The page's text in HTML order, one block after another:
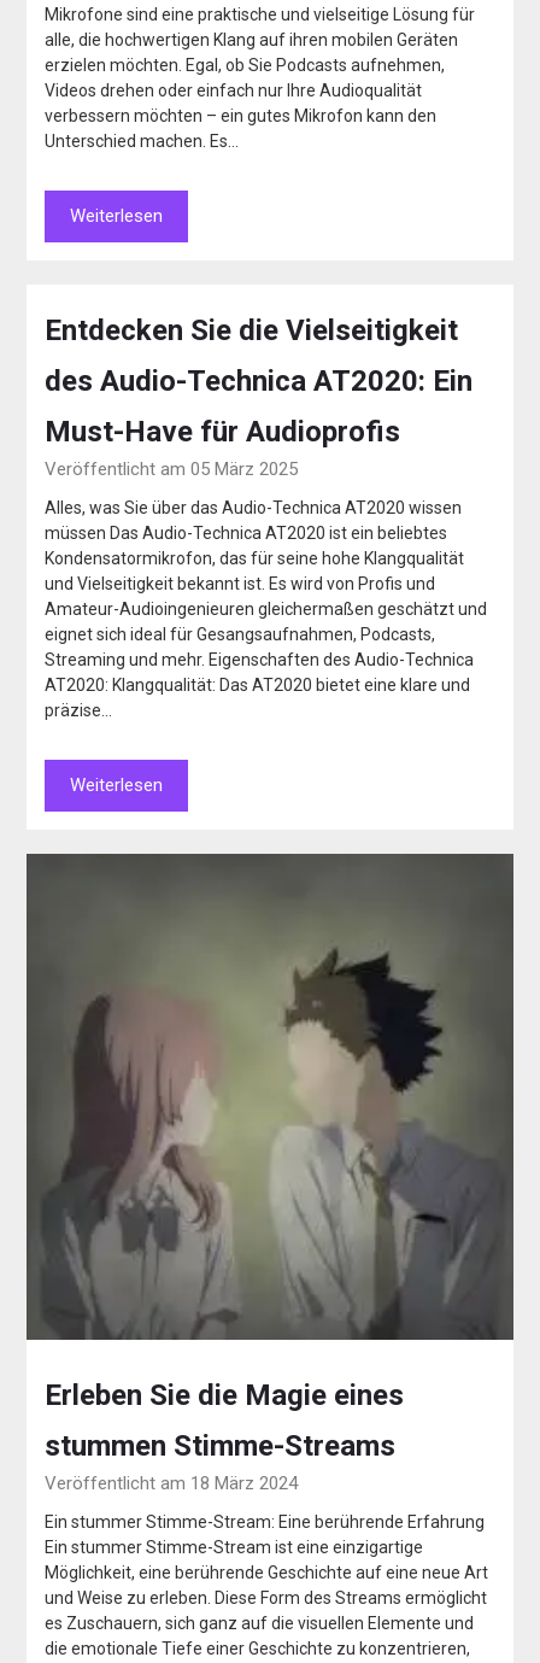
Mikrofone sind eine praktische und vielseitige Lösung für
alle, die hochwertigen Klang auf ihren mobilen Geräten
erzielen möchten. Egal, ob Sie Podcasts aufnehmen,
Videos drehen oder einfach nur Ihre Audioqualität
verbessern möchten – ein gutes Mikrofon kann den
Unterschied machen. Es…
Weiterlesen
Entdecken Sie die Vielseitigkeit
des Audio-Technica AT2020: Ein
Must-Have für Audioprofis
Veröffentlicht am 05 März 2025
Alles, was Sie über das Audio-Technica AT2020 wissen
müssen Das Audio-Technica AT2020 ist ein beliebtes
Kondensatormikrofon, das für seine hohe Klangqualität
und Vielseitigkeit bekannt ist. Es wird von Profis und
Amateur-Audioingenieuren gleichermaßen geschätzt und
eignet sich ideal für Gesangsaufnahmen, Podcasts,
Streaming und mehr. Eigenschaften des Audio-Technica
AT2020: Klangqualität: Das AT2020 bietet eine klare und
präzise…
Weiterlesen
Erleben Sie die Magie eines
stummen Stimme-Streams
Veröffentlicht am 18 März 2024
Ein stummer Stimme-Stream: Eine berührende Erfahrung
Ein stummer Stimme-Stream ist eine einzigartige
Möglichkeit, eine berührende Geschichte auf eine neue Art
und Weise zu erleben. Diese Form des Streams ermöglicht
es Zuschauern, sich ganz auf die visuellen Elemente und
die emotionale Tiefe einer Geschichte zu konzentrieren,